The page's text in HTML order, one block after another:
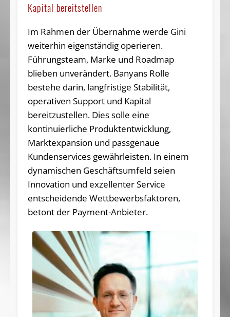
Kapital bereitstellen
Im Rahmen der Übernahme werde Gini
weiterhin eigenständig operieren.
Führungsteam, Marke und Roadmap
blieben unverändert. Banyans Rolle
bestehe darin, langfristige Stabilität,
operativen Support und Kapital
bereitzustellen. Dies solle eine
kontinuierliche Produktentwicklung,
Marktexpansion und passgenaue
Kundenservices gewährleisten. In einem
dynamischen Geschäftsumfeld seien
Innovation und exzellenter Service
entscheidende Wettbewerbsfaktoren,
betont der Payment-Anbieter.